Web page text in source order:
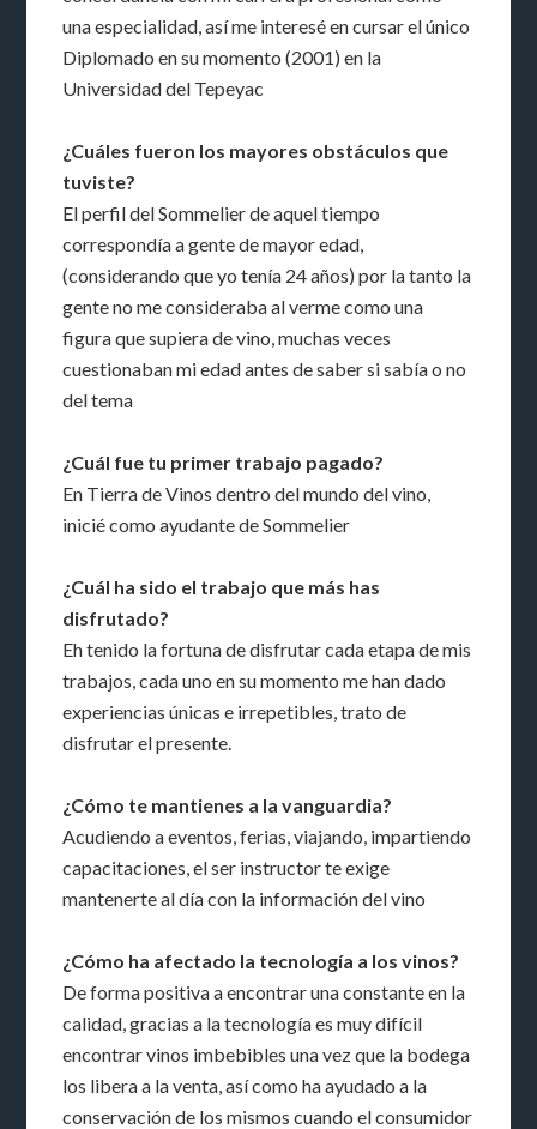
una especialidad, así me interesé en cursar el único
Diplomado en su momento (2001) en la
Universidad del Tepeyac
¿Cuáles fueron los mayores obstáculos que
tuviste?
El perfil del Sommelier de aquel tiempo
correspondía a gente de mayor edad,
(considerando que yo tenía 24 años) por la tanto la
gente no me consideraba al verme como una
figura que supiera de vino, muchas veces
cuestionaban mi edad antes de saber si sabía o no
del tema
¿Cuál fue tu primer trabajo pagado?
En Tierra de Vinos dentro del mundo del vino,
inicié como ayudante de Sommelier
¿Cuál ha sido el trabajo que más has
disfrutado?
Eh tenido la fortuna de disfrutar cada etapa de mis
trabajos, cada uno en su momento me han dado
experiencias únicas e irrepetibles, trato de
disfrutar el presente.
¿Cómo te mantienes a la vanguardia?
Acudiendo a eventos, ferias, viajando, impartiendo
capacitaciones, el ser instructor te exige
mantenerte al día con la información del vino
¿Cómo ha afectado la tecnología a los vinos?
De forma positiva a encontrar una constante en la
calidad, gracias a la tecnología es muy difícil
encontrar vinos imbebibles una vez que la bodega
los libera a la venta, así como ha ayudado a la
conservación de los mismos cuando el consumidor